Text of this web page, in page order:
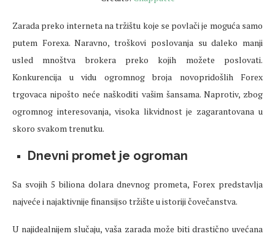
Zarada preko interneta na tržištu koje se povlači je moguća samo
putem Forexa. Naravno, troškovi poslovanja su daleko manji
usled mnoštva brokera preko kojih možete poslovati.
Konkurencija u vidu ogromnog broja novopridošlih Forex
trgovaca nipošto neće naškoditi vašim šansama. Naprotiv, zbog
ogromnog interesovanja, visoka likvidnost je zagarantovana u
skoro svakom trenutku.
Dnevni promet je ogroman
Sa svojih 5 biliona dolara dnevnog prometa, Forex predstavlja
najveće i najaktivnije finansijso tržište u istoriji čovečanstva.
U najidealnijem slučaju, vaša zarada može biti drastično uvećana